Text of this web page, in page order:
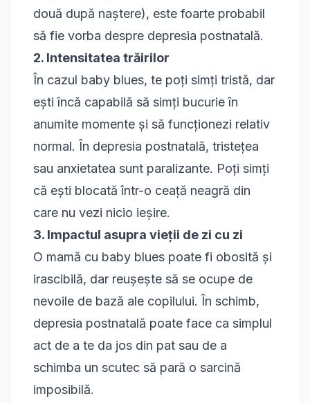
două după naștere), este foarte probabil
să fie vorba despre depresia postnatală.
2. Intensitatea trăirilor
În cazul baby blues, te poți simți tristă, dar
ești încă capabilă să simți bucurie în
anumite momente și să funcționezi relativ
normal. În depresia postnatală, tristețea
sau anxietatea sunt paralizante. Poți simți
că ești blocată într-o ceață neagră din
care nu vezi nicio ieșire.
3. Impactul asupra vieții de zi cu zi
O mamă cu baby blues poate fi obosită și
irascibilă, dar reușește să se ocupe de
nevoile de bază ale copilului. În schimb,
depresia postnatală poate face ca simplul
act de a te da jos din pat sau de a
schimba un scutec să pară o sarcină
imposibilă.